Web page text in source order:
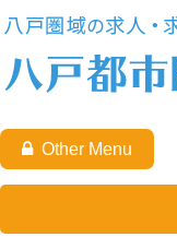
Other Menu